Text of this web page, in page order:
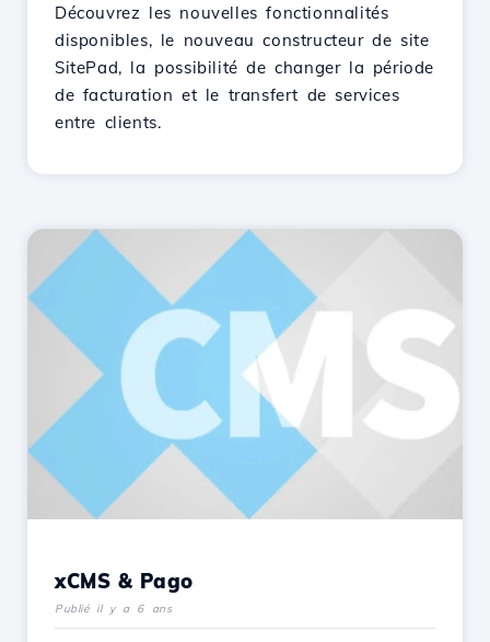
Découvrez les nouvelles fonctionnalités
disponibles, le nouveau constructeur de site
SitePad, la possibilité de changer la période
de facturation et le transfert de services
entre clients.
xCMS & Pago
Publié il y a 6 ans